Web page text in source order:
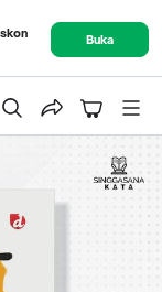
Buka